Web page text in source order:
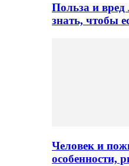
Польза и вред
знать, чтобы
Человек и
особенности,